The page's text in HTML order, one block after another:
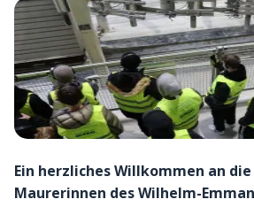
Ein herzliches Willkommen an
Maurerinnen des Wilhelm-